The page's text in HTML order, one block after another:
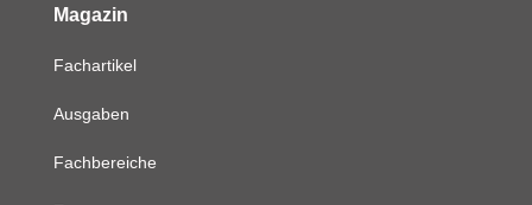
Magazin
Fachartikel
Ausgaben
Fachbereiche